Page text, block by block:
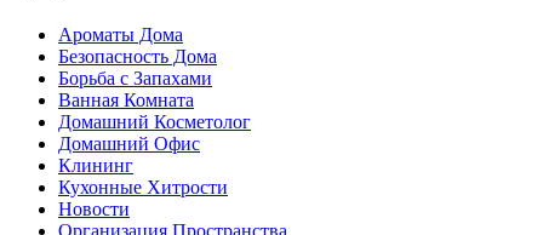
Ароматы Дома
Безопасность Дома
Борьба с Запахами
Ванная Комната
Домашний Косметолог
Домашний Офис
Клининг
Кухонные Хитрости
Новости
Организация Пространства